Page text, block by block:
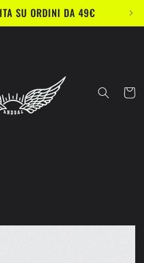
SU ORDINI DA 49€
Carrello